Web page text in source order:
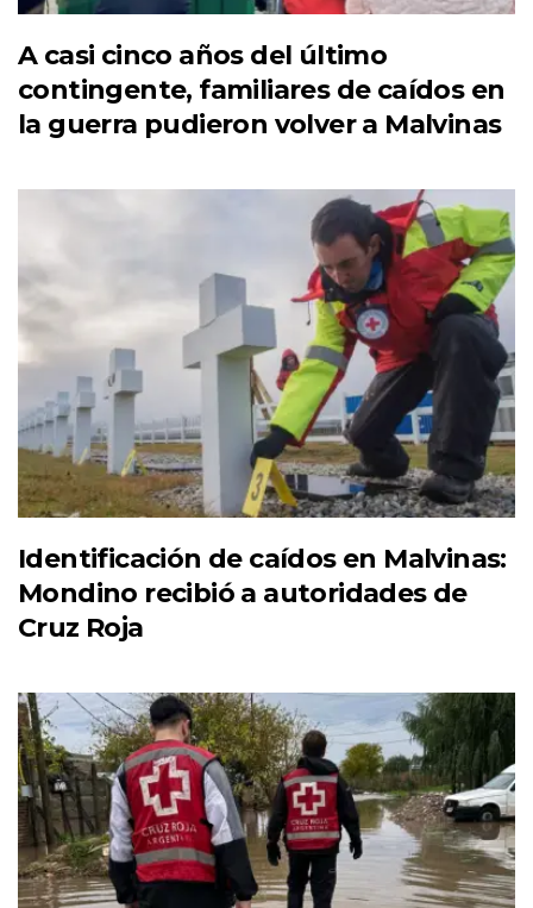
A casi cinco años del último
contingente, familiares de caídos en
la guerra pudieron volver a Malvinas
Identificación de caídos en Malvinas:
Mondino recibió a autoridades de
Cruz Roja